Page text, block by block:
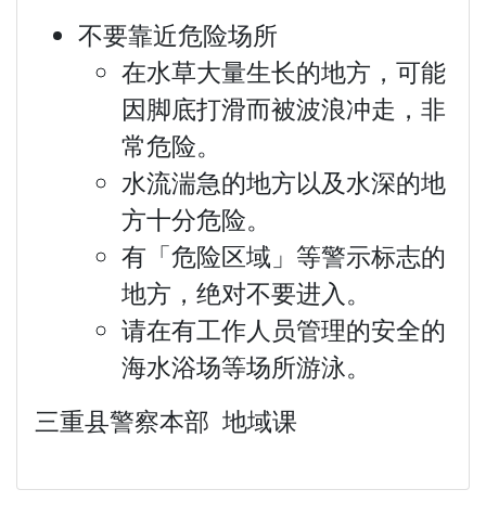
不要靠近危险场所
在水草大量生长的地方，可能
因脚底打滑而被波浪冲走，非
常危险。
水流湍急的地方以及水深的地
方十分危险。
有「危险区域」等警示标志的
地方，绝对不要进入。
请在有工作人员管理的安全的
海水浴场等场所游泳。
三重县警察本部 地域课